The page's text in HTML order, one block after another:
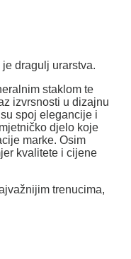
dragulj urarstva.
staklom te
izvrsnosti u dizajnu
spoj elegancije i
djelo koje
marke. Osim
kvalitete i cijene
trenucima,